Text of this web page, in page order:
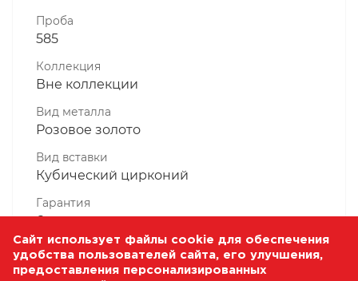
Проба
585
Коллекция
Вне коллекции
Вид металла
Розовое золото
Вид вставки
Кубический цирконий
Гарантия
6 месяцев
Комплектность, шт
1 Штука
Сайт использует файлы cookie для обеспечения
удобства пользователей сайта, его улучшения,
предоставления персонализированных